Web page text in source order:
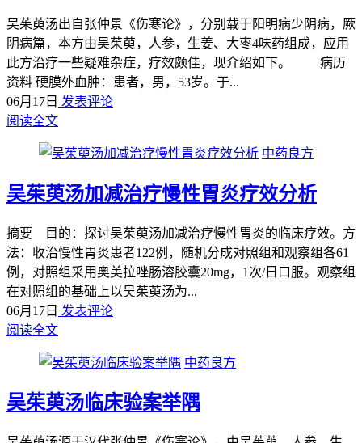
吴茱萸汤出自张仲景《伤寒论》，分别载于阳明病少阴病，厥
阴病篇，本方由吴茱萸，人参，生姜、大枣4味药组成，应用
此方治疗一些疑难杂症，疗效颇佳，现介绍如下。 病历
资料 硬膜外血肿：患者，男，53岁。于...
06月17日 发表评论
阅读全文
中药良方
吴茱萸汤加减治疗慢性胃炎疗效分析
摘要 目的：探讨吴茱萸汤加减治疗慢性胃炎的临床疗效。方
法：收治慢性胃炎患者122例，随机分成对照组和观察组各61
例，对照组采用奥美拉唑肠溶胶囊20mg，1次/日口服。观察组
在对照组的基础上以吴茱萸汤为...
06月17日 发表评论
阅读全文
中药良方
吴茱萸汤临床验案举隅